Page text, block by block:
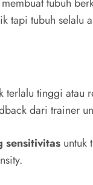
tubuh
tapi tubuh selalu
terlalu tinggi atau
dari trainer
sensitivitas untuk